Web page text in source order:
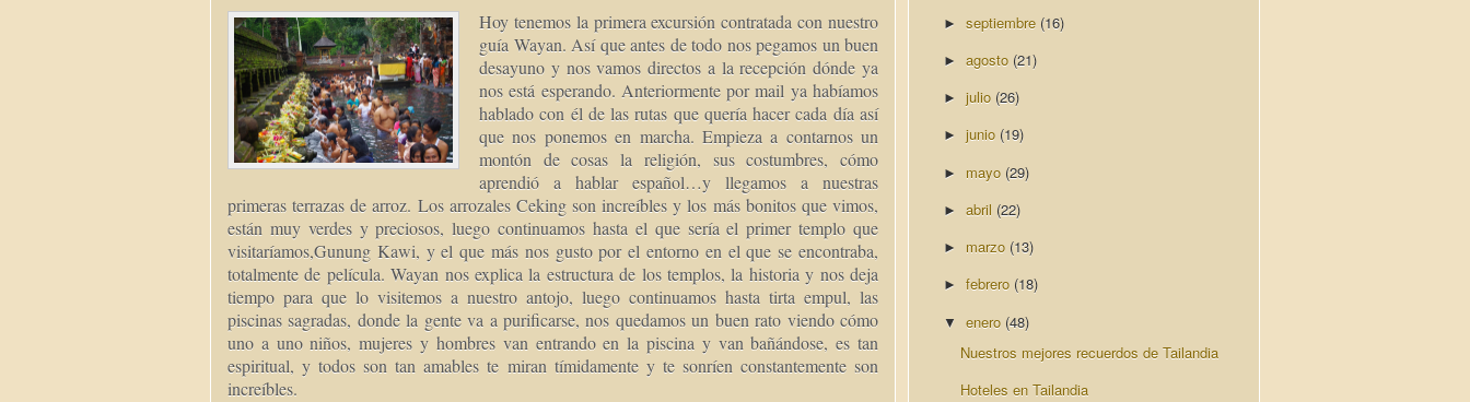
Hoy tenemos la primera excursión contratada con nuestro
guía Wayan. Así que antes de todo nos pegamos un buen
desayuno y nos vamos directos a la recepción dónde ya
nos está esperando. Anteriormente por mail ya habíamos
hablado con él de las rutas que quería hacer cada día así
que nos ponemos en marcha. Empieza a contarnos un
montón de cosas la religión, sus costumbres, cómo
aprendió a hablar español…y llegamos a nuestras
primeras terrazas de arroz. Los arrozales Ceking son increíbles y los más bonitos que vimos,
están muy verdes y preciosos, luego continuamos hasta el que sería el primer templo que
visitaríamos,Gunung Kawi, y el que más nos gusto por el entorno en el que se encontraba,
totalmente de película. Wayan nos explica la estructura de los templos, la historia y nos deja
tiempo para que lo visitemos a nuestro antojo, luego continuamos hasta tirta empul, las
piscinas sagradas, donde la gente va a purificarse, nos quedamos un buen rato viendo cómo
uno a uno niños, mujeres y hombres van entrando en la piscina y van bañándose, es tan
espiritual, y todos son tan amables te miran tímidamente y te sonríen constantemente son
increíbles.
► septiembre (16)
► agosto (21)
► julio (26)
► junio (19)
► mayo (29)
► abril (22)
► marzo (13)
► febrero (18)
▼ enero (48)
Nuestros mejores recuerdos de Tailandia
Hoteles en Tailandia